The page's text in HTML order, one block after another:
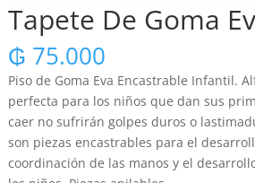
Tapete De Goma
₲ 75.000
Piso de Goma Eva Encastrable Infantil.
perfecta para los niños que dan sus
caer no sufrirán golpes duros o
son piezas encastrables para el
coordinación de las manos y el